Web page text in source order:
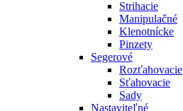
Strihacie
Manipulačné
Klenotnícke
Pinzety
Segerové
Rozťahovacie
Sťahovacie
Sady
Nastaviteľné